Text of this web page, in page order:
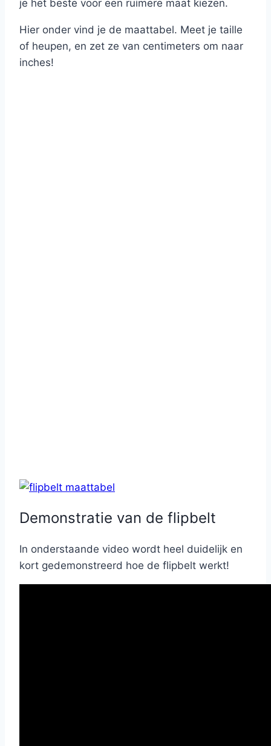
je het beste voor een ruimere maat kiezen.
Hier onder vind je de maattabel. Meet je taille
of heupen, en zet ze van centimeters om naar
inches!
Demonstratie van de flipbelt
In onderstaande video wordt heel duidelijk en
kort gedemonstreerd hoe de flipbelt werkt!